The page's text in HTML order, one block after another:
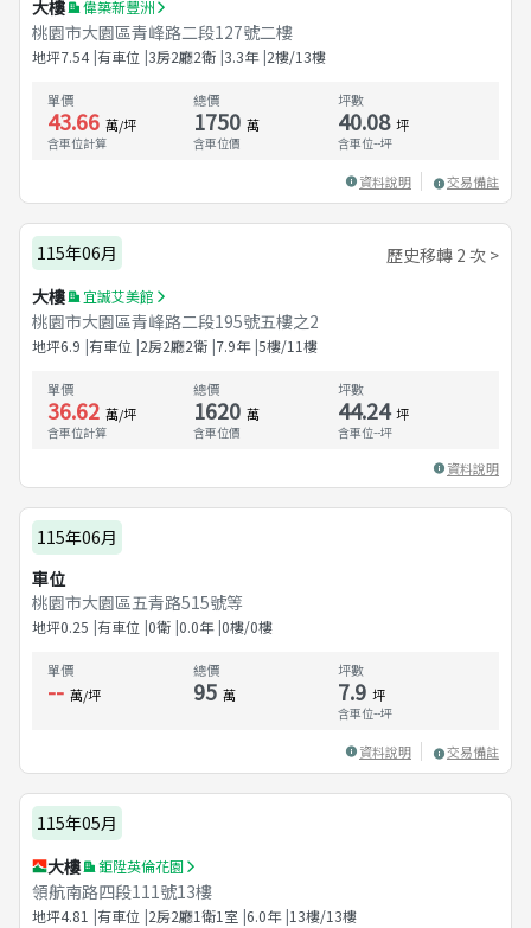
大樓
偉築新豐洲
桃園市大園區青峰路二段127號二樓
地坪7.54 有車位 3房2廳2衛 3.3年 2樓/13樓
單價
43.66 萬/坪
含車位計算
總價
1750 萬
含車位價
坪數
40.08 坪
含車位--坪
資料說明 交易備註
115年06月
歷史移轉 2 次 >
大樓
宜誠艾美館
桃園市大園區青峰路二段195號五樓之2
地坪6.9 有車位 2房2廳2衛 7.9年 5樓/11樓
單價
36.62 萬/坪
含車位計算
總價
1620 萬
含車位價
坪數
44.24 坪
含車位--坪
資料說明
115年06月
車位
桃園市大園區五青路515號等
地坪0.25 有車位 0衛 0.0年 0樓/0樓
單價
-- 萬/坪
總價
95 萬
坪數
7.9 坪
含車位--坪
資料說明 交易備註
115年05月
大樓
鉅陞英倫花園
領航南路四段111號13樓
地坪4.81 有車位 2房2廳1衛1室 6.0年 13樓/13樓